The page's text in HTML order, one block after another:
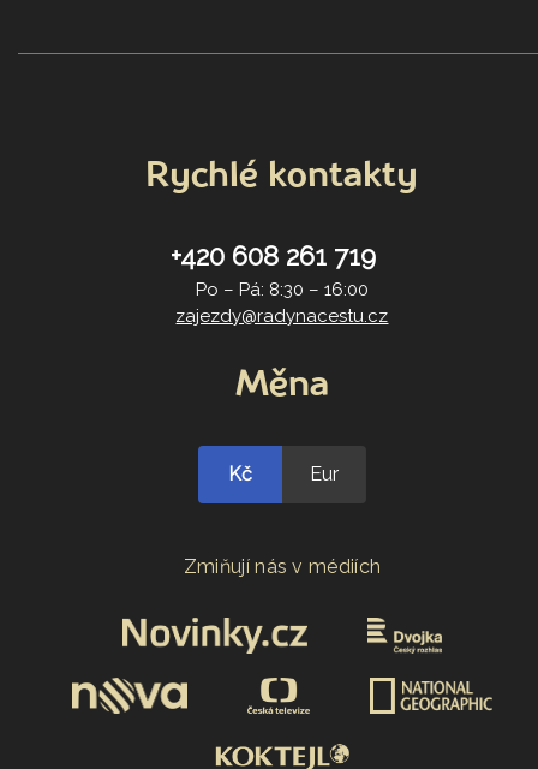
Rychlé kontakty
+420 608 261 719
Po – Pá: 8:30 – 16:00
zajezdy@radynacestu.cz
Měna
Kč Eur
Zmiňují nás v médiích